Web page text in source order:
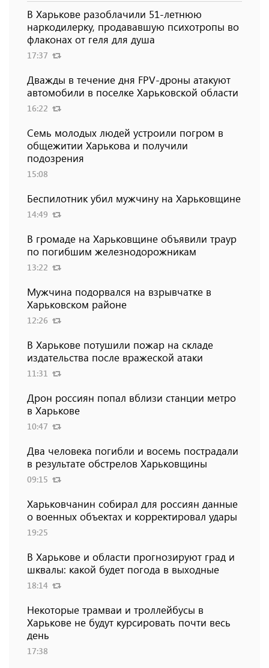
В Харькове разоблачили 51-летнюю
наркодилерку, продававшую психотропы во
флаконах от геля для душа
17:37
Дважды в течение дня FPV-дроны атакуют
автомобили в поселке Харьковской области
16:22
Семь молодых людей устроили погром в
общежитии Харькова и получили
подозрения
15:08
Беспилотник убил мужчину на Харьковщине
14:49
В громаде на Харьковщине объявили траур
по погибшим железнодорожникам
13:22
Мужчина подорвался на взрывчатке в
Харьковском районе
12:26
В Харькове потушили пожар на складе
издательства после вражеской атаки
11:31
Дрон россиян попал вблизи станции метро
в Харькове
10:47
Два человека погибли и восемь пострадали
в результате обстрелов Харьковщины
09:15
Харьковчанин собирал для россиян данные
о военных объектах и ​​корректировал удары
19:25
В Харькове и области прогнозируют град и
шквалы: какой будет погода в выходные
18:14
Некоторые трамваи и троллейбусы в
Харькове не будут курсировать почти весь
день
17:38